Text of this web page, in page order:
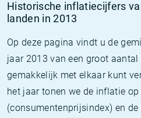
Historische inflatiecijfers
landen in 2013
Op deze pagina vindt u de
jaar 2013 van een groot
gemakkelijk met elkaar kunt
het jaar tonen we de inflatie op
(consumentenprijsindex) en de